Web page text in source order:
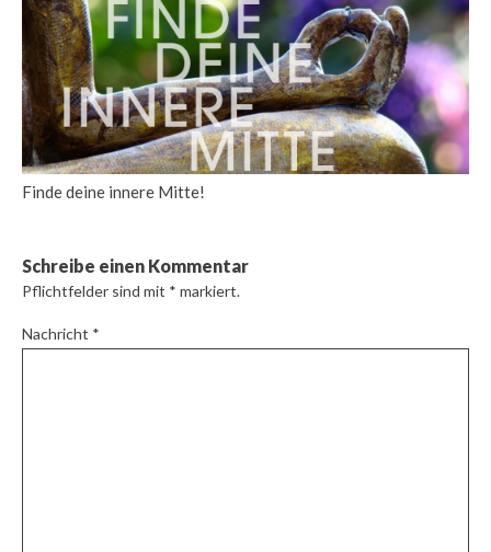
Finde deine innere Mitte!
Schreibe einen Kommentar
Pflichtfelder sind mit * markiert.
Nachricht *